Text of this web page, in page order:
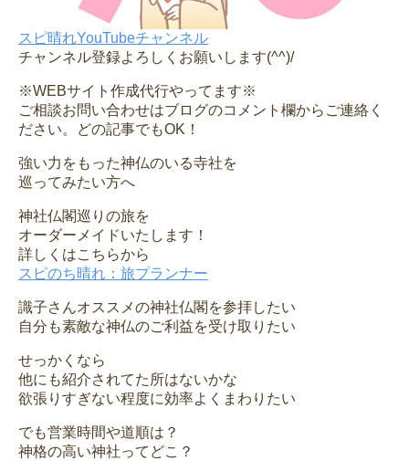
スピ晴れYouTubeチャンネル
チャンネル登録よろしくお願いします(^^)/
※WEBサイト作成代行やってます※
ご相談お問い合わせはブログのコメント欄からご連絡く
ださい。どの記事でもOK！
強い力をもった神仏のいる寺社を
巡ってみたい方へ
神社仏閣巡りの旅を
オーダーメイドいたします！
詳しくはこちらから
スピのち晴れ：旅プランナー
識子さんオススメの神社仏閣を参拝したい
自分も素敵な神仏のご利益を受け取りたい
せっかくなら
他にも紹介されてた所はないかな
欲張りすぎない程度に効率よくまわりたい
でも営業時間や道順は？
神格の高い神社ってどこ？